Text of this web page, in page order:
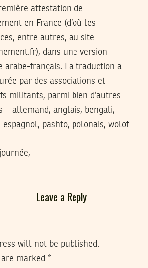
attestation de
en France (d’où les
entre autres, au site
dans une version
arabe-français. La traduction a
par des associations et
militants, parmi bien d’autres
– allemand, anglais, bengali,
espagnol, pashto, polonais, wolof
Leave a Reply
will not be published.
marked *